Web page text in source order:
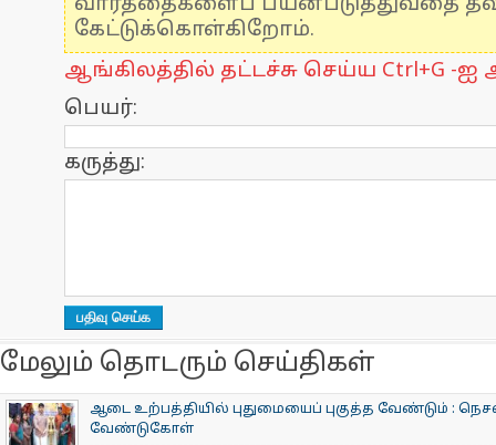
கேட்டுக்கொள்கிறோம்.
ஆங்கிலத்தில் தட்டச்சு செய்ய Ctrl+G -ஐ
பெயர்:
கருத்து:
மேலும் தொடரும் செய்திகள்
ஆடை உற்பத்தியில் புதுமையைப் புகுத்த வேண்டும் :
வேண்டுகோள்